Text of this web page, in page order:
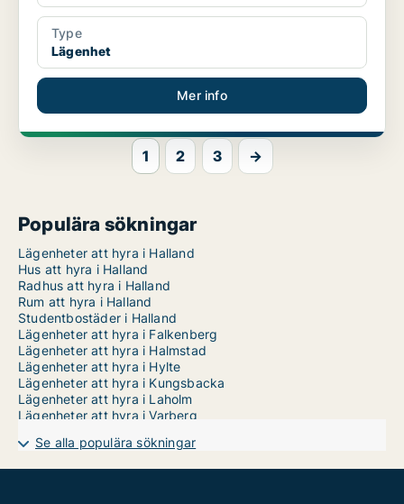
Type
Lägenhet
Mer info
1 2 3 →
Populära sökningar
Lägenheter att hyra i Halland
Hus att hyra i Halland
Radhus att hyra i Halland
Rum att hyra i Halland
Studentbostäder i Halland
Lägenheter att hyra i Falkenberg
Lägenheter att hyra i Halmstad
Lägenheter att hyra i Hylte
Lägenheter att hyra i Kungsbacka
Lägenheter att hyra i Laholm
Lägenheter att hyra i Varberg
Se alla populära sökningar